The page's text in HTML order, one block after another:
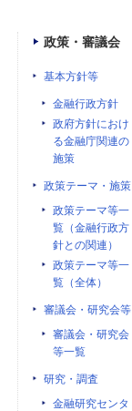
政策・審議会
基本方針等
金融行政方針
政府方針におけ
る金融庁関連の
施策
政策テーマ・施策
政策テーマ等一
覧（金融行政方
針との関連）
政策テーマ等一
覧（全体）
審議会・研究会等
審議会・研究会
等一覧
研究・調査
金融研究センタ